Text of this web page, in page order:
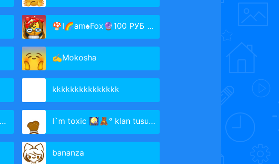
🍄I🌈am♠Fox🔮100 РУБ ГОНИ
✍️Mokosha
kkkkkkkkkkkkkkk
I`m toxic 🎑🧸° klan tusuki°
bananza